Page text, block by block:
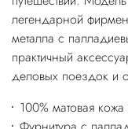
легендарной
металла с
практичный
деловых поездок и
100% матовая